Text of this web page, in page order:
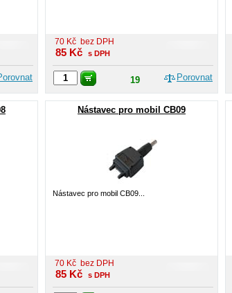
70 Kč bez DPH
85 Kč s DPH
Porovnat
19
Nástavec pro mobil CB09
Nástavec pro mobil CB09...
70 Kč bez DPH
85 Kč s DPH